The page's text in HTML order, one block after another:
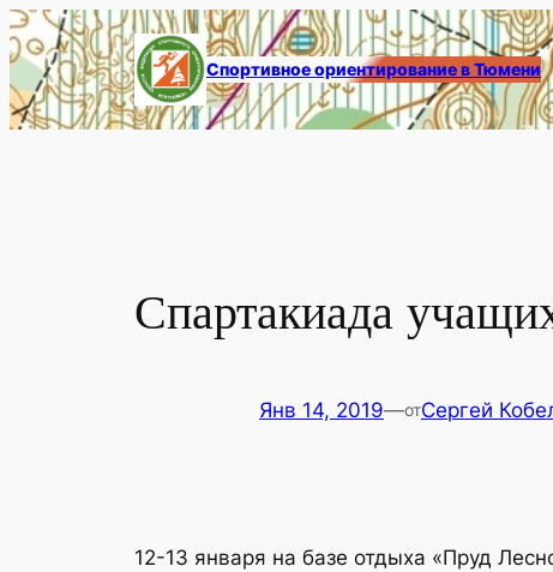
Перейти
к
содержимому
Спортивное ориентирование в Тюмени
Спартакиада
Янв 14, 2019—отСергей
12-13 января на базе отдыха «Пруд